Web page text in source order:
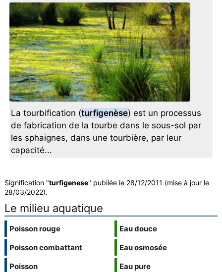
La tourbification (turfigenèse) est un processus
de fabrication de la tourbe dans le sous-sol par
les sphaignes, dans une tourbière, par leur
capacité...
Signification "turfigenese" publiée le 28/12/2011 (mise à jour le
28/03/2022).
Le milieu aquatique
Poisson rouge
Poisson combattant
Poisson
Eau douce
Eau osmosée
Eau pure